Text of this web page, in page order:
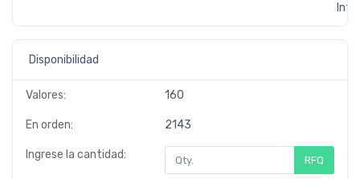
Disponibilidad
Valores: 160
En orden: 2143
Ingrese la cantidad: RFQ